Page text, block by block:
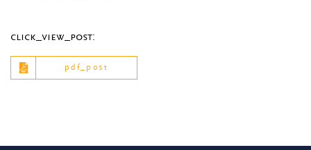
click_view_post:
pdf_post